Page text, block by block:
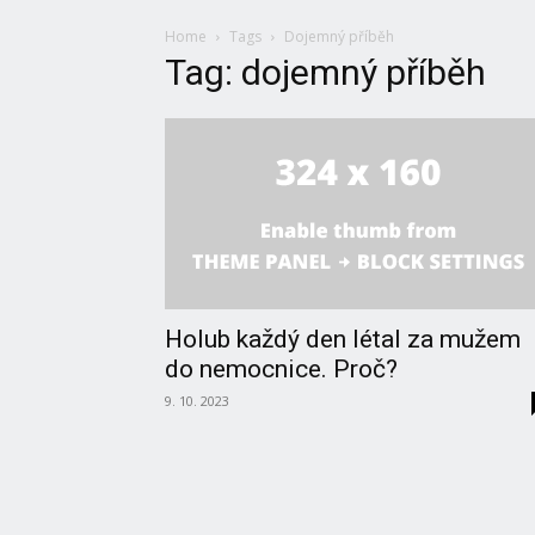
Home Tags Dojemný příběh
Tag: dojemný příběh
Holub každý den létal za mužem
do nemocnice. Proč?
9. 10. 2023